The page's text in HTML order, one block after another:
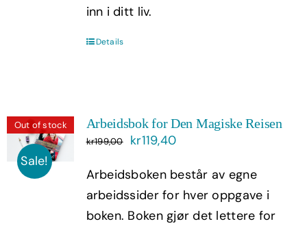
inn i ditt liv.
Details
Out of stock
Sale!
Arbeidsbok for Den Magiske Reisen
kr199,00
Opprinnelig
var:
kr199,00.
kr119,40Nåværende
er:
kr119,40.
Arbeidsboken består av egne
arbeidssider for hver oppgave i
boken. Boken gjør det lettere for